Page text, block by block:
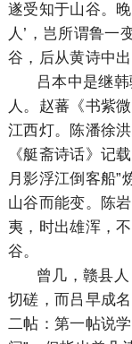
遂受知于山谷。
人’，岂所谓鲁一
谷，后从黄诗中出
吕本中是继
人。赵蕃《书紫
江西灯。陈潘徐
《艇斋诗话》记
月影浮江倒客船”
山谷而能变。陈
夷，时出雄浑，
谷。
曾几，赣县
切磋，而吕早成
二帖：第一帖说